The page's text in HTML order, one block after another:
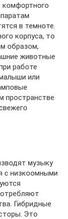
комфортного
в темноте.
корпуса, то
образом,
животные
работе
или
пространстве
музыку
с низкоомными
Гибридные
Это